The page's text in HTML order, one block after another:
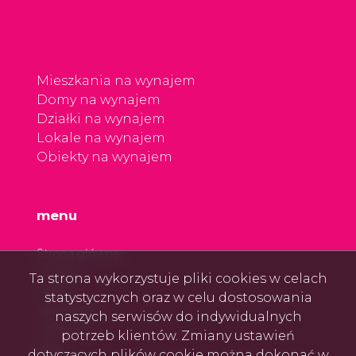
Mieszkania na wynajem
Domy na wynajem
Działki na wynajem
Lokale na wynajem
Obiekty na wynajem
menu
Strona główna
O firmie
Oferty
Ulubione
Blog
Ta strona wykorzystuje pliki cookies w celach
statystycznych oraz w celu dostosowania
naszych serwisów do indywidualnych
potrzeb klientów. Zmiany ustawień